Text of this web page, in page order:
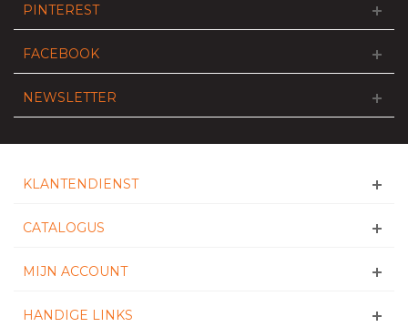
PINTEREST
FACEBOOK
NEWSLETTER
KLANTENDIENST
CATALOGUS
MIJN ACCOUNT
HANDIGE LINKS